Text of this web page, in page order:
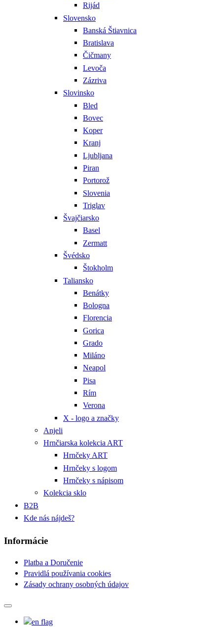
Rijád
Slovensko
Banská Štiavnica
Bratislava
Čičmany
Levoča
Zázriva
Slovinsko
Bled
Bovec
Koper
Kranj
Ljubljana
Piran
Portorož
Slovenia
Triglav
Švajčiarsko
Basel
Zermatt
Švédsko
Štokholm
Taliansko
Benátky
Bologna
Florencia
Gorica
Grado
Miláno
Neapol
Pisa
Rím
Verona
X - logo a značky
Anjeli
Hrnčiarska kolekcia ART
Hrnčeky ART
Hrnčeky s logom
Hrnčeky s nápisom
Kolekcia sklo
B2B
Kde nás nájdeš?
Informácie
Platba a Doručenie
Pravidlá používania cookies
Zásady ochrany osobných údajov